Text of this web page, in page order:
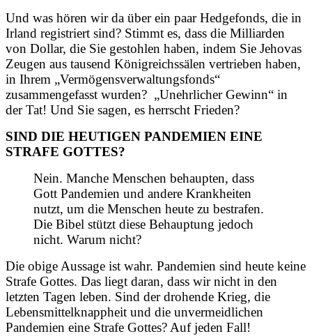
Und was hören wir da über ein paar Hedgefonds, die in
Irland registriert sind? Stimmt es, dass die Milliarden
von Dollar, die Sie gestohlen haben, indem Sie Jehovas
Zeugen aus tausend Königreichssälen vertrieben haben,
in Ihrem „Vermögensverwaltungsfonds“
zusammengefasst wurden? „Unehrlicher Gewinn“ in
der Tat! Und Sie sagen, es herrscht Frieden?
SIND DIE HEUTIGEN PANDEMIEN EINE
STRAFE GOTTES?
Nein. Manche Menschen behaupten, dass
Gott Pandemien und andere Krankheiten
nutzt, um die Menschen heute zu bestrafen.
Die Bibel stützt diese Behauptung jedoch
nicht. Warum nicht?
Die obige Aussage ist wahr. Pandemien sind heute keine
Strafe Gottes. Das liegt daran, dass wir nicht in den
letzten Tagen leben. Sind der drohende Krieg, die
Lebensmittelknappheit und die unvermeidlichen
Pandemien eine Strafe Gottes? Auf jeden Fall!